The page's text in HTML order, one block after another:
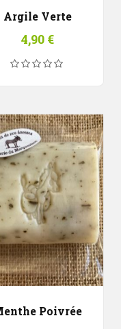
Argile Verte
4,90 €
Poivrée